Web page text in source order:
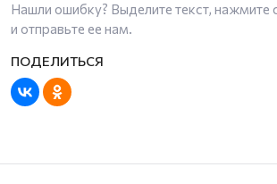
Нашли ошибку? Выделите текст, нажмите
и отправьте ее нам.